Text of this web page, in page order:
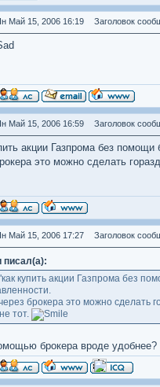
Май 15, 2006 16:19 Заголовок
Май 15, 2006 16:59 Заголовок
акции Газпрома без помощи
это можно сделать
Май 15, 2006 17:27 Заголовок
писал(а):
купить акции Газпрома без
брокера это можно сделать
тот.
брокера вроде удобнее?